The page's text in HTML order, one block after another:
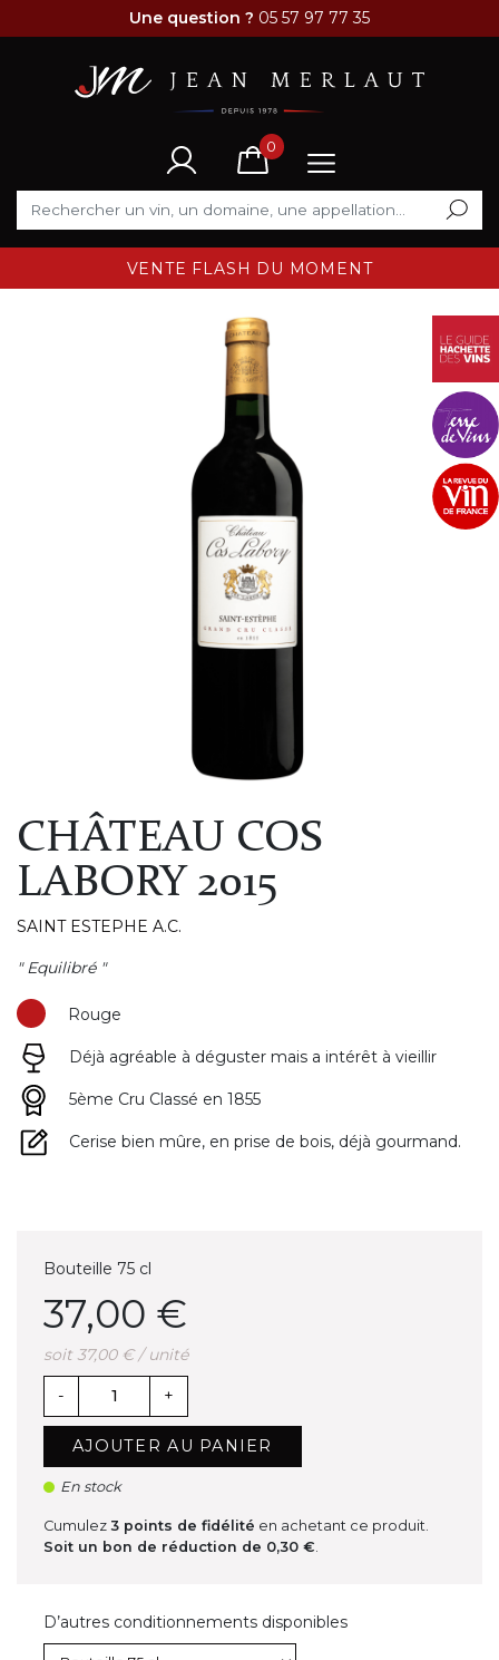
Une question ? 05 57 97 77 35
0
VENTE FLASH DU MOMENT
CHÂTEAU COS
LABORY 2015
SAINT ESTEPHE A.C.
" Equilibré "
Rouge
Déjà agréable à déguster mais a intérêt à vieillir
5ème Cru Classé en 1855
Cerise bien mûre, en prise de bois, déjà gourmand.
Bouteille 75 cl
37,00 €
soit 37,00 € / unité
- +
AJOUTER AU PANIER
En stock
Cumulez 3 points de fidélité en achetant ce produit.
Soit un bon de réduction de 0,30 €.
D’autres conditionnements disponibles